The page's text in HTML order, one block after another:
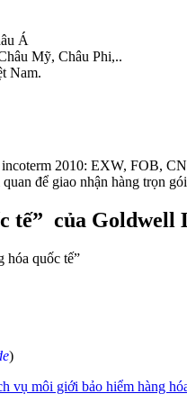
Á
Mỹ, Châu Phi,..
Nam.
2010: EXW, FOB,
để giao nhận hàng trọn
tế” của Goldwell
hóa quốc tế”
)
vụ môi giới bảo hiểm hàng